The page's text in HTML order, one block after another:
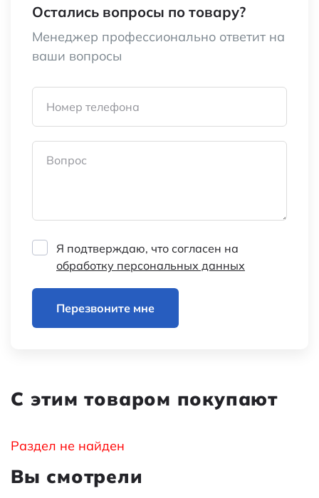
Остались вопросы по товару?
Менеджер профессионально ответит на
ваши вопросы
Номер телефона
Вопрос
Я подтверждаю, что согласен на
обработку персональных данных
Перезвоните мне
С этим товаром покупают
Раздел не найден
Вы смотрели